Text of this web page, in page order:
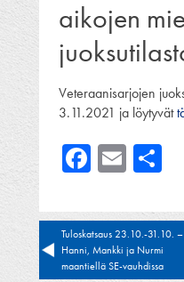
aikojen
Veteraanisarjojen
3.11.2021 ja löytyvät
Facebook
Email
Artikkelien
selaus
Tuloskatsaus 23.10.-31.10. –
Hanni, Mankki ja Nurmi
maantiellä SE-vauhdissa